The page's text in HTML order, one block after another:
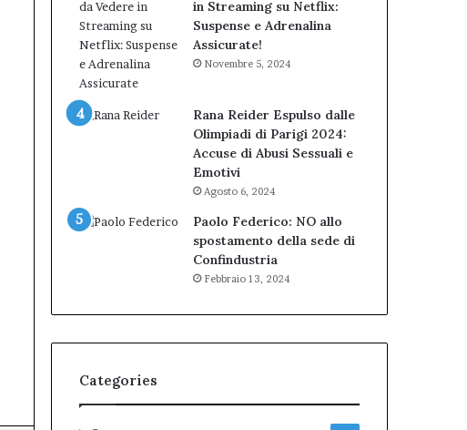
in Streaming su Netflix:
Suspense e Adrenalina
Assicurate!
Novembre 5, 2024
Rana Reider Espulso dalle
Olimpiadi di Parigi 2024:
Accuse di Abusi Sessuali e
Emotivi
Agosto 6, 2024
Paolo Federico: NO allo
spostamento della sede di
Confindustria
Febbraio 13, 2024
Categories